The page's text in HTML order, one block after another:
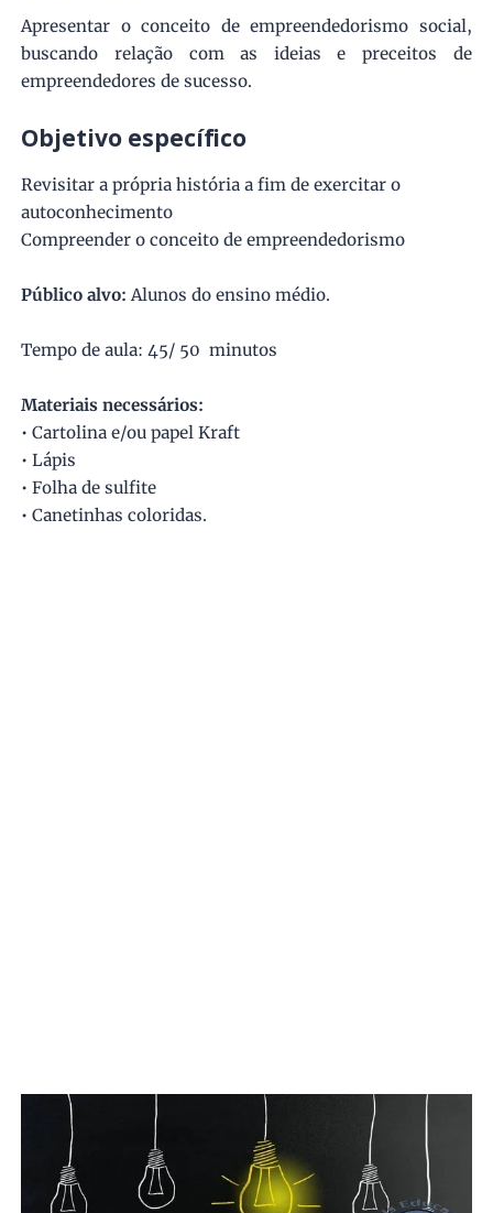
Apresentar o conceito de empreendedorismo social,
buscando relação com as ideias e preceitos de
empreendedores de sucesso.
Objetivo específico
Revisitar a própria história a fim de exercitar o
autoconhecimento
Compreender o conceito de empreendedorismo
Público alvo: Alunos do ensino médio.
Tempo de aula: 45/ 50 minutos
Materiais necessários:
• Cartolina e/ou papel Kraft
• Lápis
• Folha de sulfite
• Canetinhas coloridas.